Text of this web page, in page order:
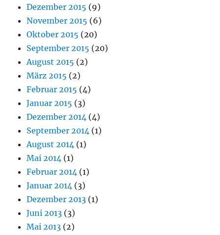
Dezember 2015 (9)
November 2015 (6)
Oktober 2015 (20)
September 2015 (20)
August 2015 (2)
März 2015 (2)
Februar 2015 (4)
Januar 2015 (3)
Dezember 2014 (4)
September 2014 (1)
August 2014 (1)
Mai 2014 (1)
Februar 2014 (1)
Januar 2014 (3)
Dezember 2013 (1)
Juni 2013 (3)
Mai 2013 (2)